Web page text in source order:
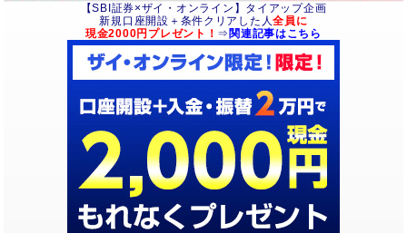
【SBI証券×ザイ・オンライン】タイアップ企画
新規口座開設＋条件クリアした人全員に
現金2000円プレゼント！ ⇒ 関連記事はこちら